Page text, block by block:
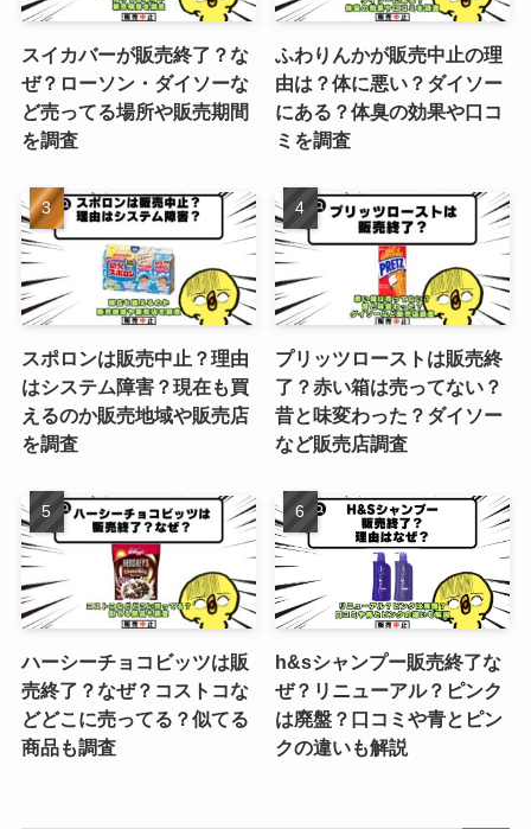
スイカバーが販売終了？な
ぜ？ローソン・ダイソーな
ど売ってる場所や販売期間
を調査
ふわりんかが販売中止の理
由は？体に悪い？ダイソー
にある？体臭の効果や口コ
ミを調査
スポロンは販売中止？理由
はシステム障害？現在も買
えるのか販売地域や販売店
を調査
プリッツローストは販売終
了？赤い箱は売ってない？
昔と味変わった？ダイソー
など販売店調査
ハーシーチョコビッツは販
売終了？なぜ？コストコな
どどこに売ってる？似てる
商品も調査
h&sシャンプー販売終了な
ぜ？リニューアル？ピンク
は廃盤？口コミや青とピン
クの違いも解説